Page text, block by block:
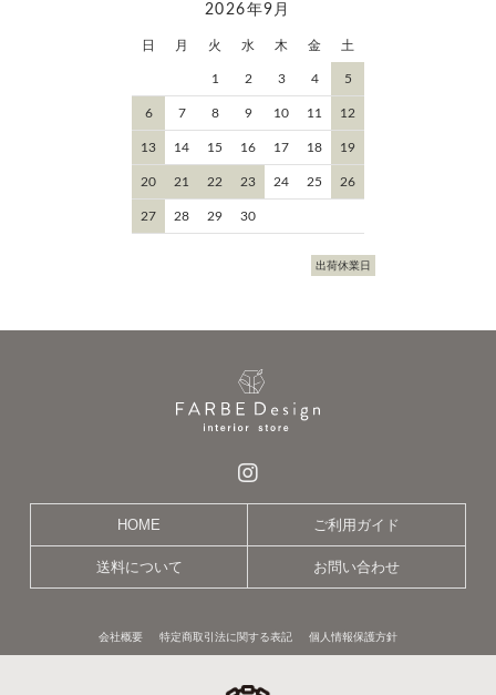
2026年9月
日 月 火 水 木 金 土
1 2 3 4 5
6 7 8 9 10 11 12
13 14 15 16 17 18 19
20 21 22 23 24 25 26
27 28 29 30
出荷休業日
HOME ご利用ガイド
送料について お問い合わせ
会社概要 特定商取引法に関する表記 個人情報保護方針